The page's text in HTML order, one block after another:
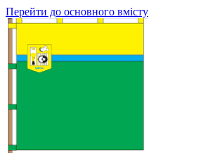
Перейти до основного вмісту